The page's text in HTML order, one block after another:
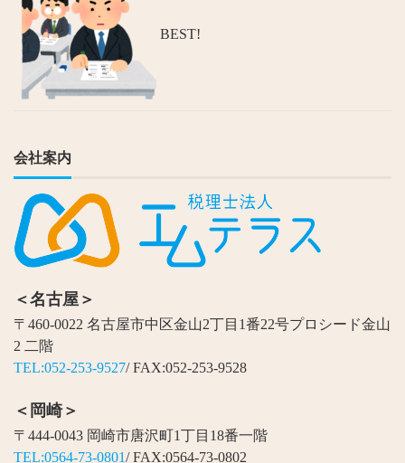
BEST!
会社案内
＜名古屋＞
〒460-0022 名古屋市中区金山2丁目1番22号プロシード金山
2 二階
TEL:052-253-9527/ FAX:052-253-9528
＜岡崎＞
〒444-0043 岡崎市唐沢町1丁目18番一階
TEL:0564-73-0801/ FAX:0564-73-0802